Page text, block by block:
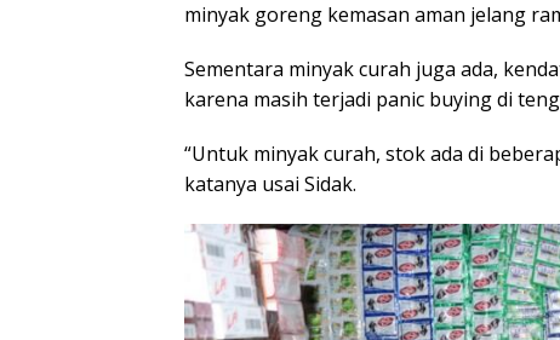
minyak goreng kemasan aman jelang
Sementara minyak curah juga ada,
karena masih terjadi panic buying di
“Untuk minyak curah, stok ada di
katanya usai Sidak.